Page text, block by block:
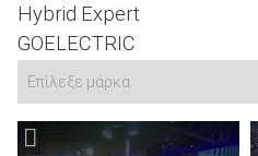
Hybrid Expert
GOELECTRIC